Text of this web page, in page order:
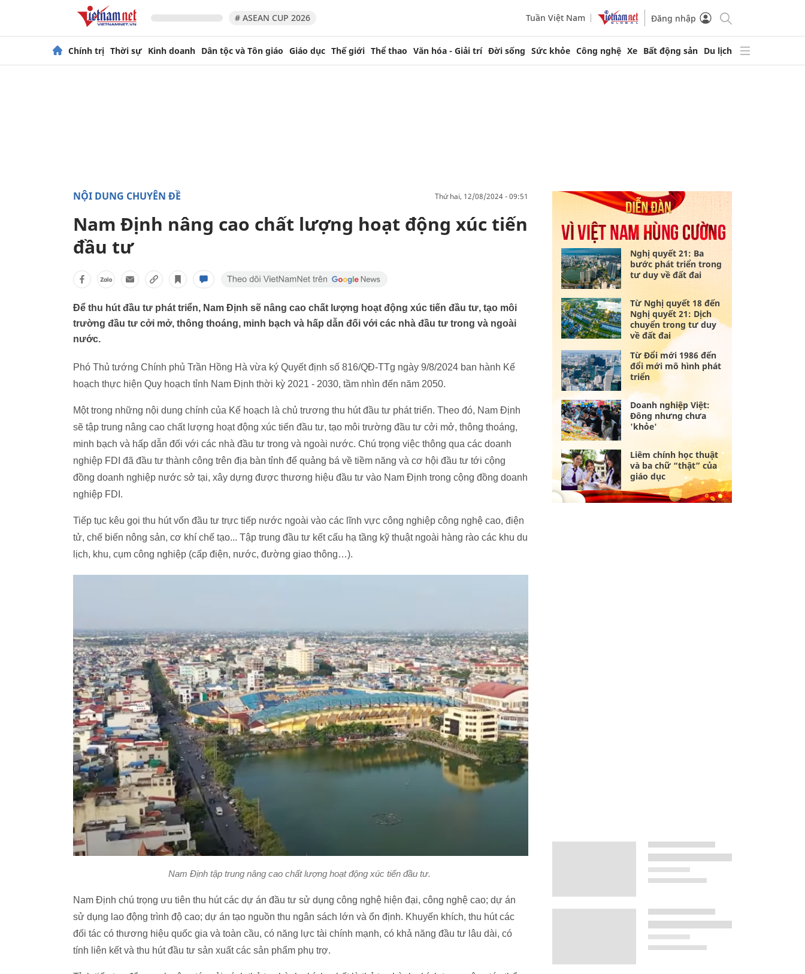
# ASEAN CUP 2026 Tuần Việt Nam Đăng nhập
Chính trị Thời sự Kinh doanh Dân tộc và Tôn giáo Giáo dục Thế giới Thể thao Văn hóa - Giải trí Đời sống Sức khỏe Công nghệ Xe Bất động sản Du lịch
NỘI DUNG CHUYÊN ĐỀ thứ hai, 12/08/2024 - 09:51
Nam Định nâng cao chất lượng hoạt động xúc tiến
đầu tư
Để thu hút đầu tư phát triển, Nam Định sẽ nâng cao chất lượng hoạt động xúc tiến đầu tư, tạo môi
trường đầu tư cởi mở, thông thoáng, minh bạch và hấp dẫn đối với các nhà đầu tư trong và ngoài
nước.
Phó Thủ tướng Chính phủ Trần Hồng Hà vừa ký Quyết định số 816/QĐ-TTg ngày 9/8/2024 ban hành Kế
hoạch thực hiện Quy hoạch tỉnh Nam Định thời kỳ 2021 - 2030, tầm nhìn đến năm 2050.
Một trong những nội dung chính của Kế hoạch là chủ trương thu hút đầu tư phát triển. Theo đó, Nam Định
sẽ tập trung nâng cao chất lượng hoạt động xúc tiến đầu tư, tạo môi trường đầu tư cởi mở, thông thoáng,
minh bạch và hấp dẫn đối với các nhà đầu tư trong và ngoài nước. Chú trọng việc thông qua các doanh
nghiệp FDI đã đầu tư thành công trên địa bàn tỉnh để quảng bá về tiềm năng và cơ hội đầu tư tới cộng
đồng doanh nghiệp nước sở tại, xây dựng được thương hiệu đầu tư vào Nam Định trong cộng đồng doanh
nghiệp FDI.
Tiếp tục kêu gọi thu hút vốn đầu tư trực tiếp nước ngoài vào các lĩnh vực công nghiệp công nghệ cao, điện
tử, chế biến nông sản, cơ khí chế tạo... Tập trung đầu tư kết cấu hạ tầng kỹ thuật ngoài hàng rào các khu du
lịch, khu, cụm công nghiệp (cấp điện, nước, đường giao thông…).
Nam Định tập trung nâng cao chất lượng hoạt động xúc tiến đầu tư.
Nam Định chú trọng ưu tiên thu hút các dự án đầu tư sử dụng công nghệ hiện đại, công nghệ cao; dự án
sử dụng lao động trình độ cao; dự án tạo nguồn thu ngân sách lớn và ổn định. Khuyến khích, thu hút các
đối tác có thương hiệu quốc gia và toàn cầu, có năng lực tài chính mạnh, có khả năng đầu tư lâu dài, có
tính liên kết và thu hút đầu tư sản xuất các sản phẩm phụ trợ.
Nghị quyết 21: Ba
bước phát triển trong
tư duy về đất đai
Từ Nghị quyết 18 đến
Nghị quyết 21: Dịch
chuyển trong tư duy
về đất đai
Từ Đổi mới 1986 đến
đổi mới mô hình phát
triển
Doanh nghiệp Việt:
Đông nhưng chưa
'khỏe'
Liêm chính học thuật
và ba chữ “thật” của
giáo dục